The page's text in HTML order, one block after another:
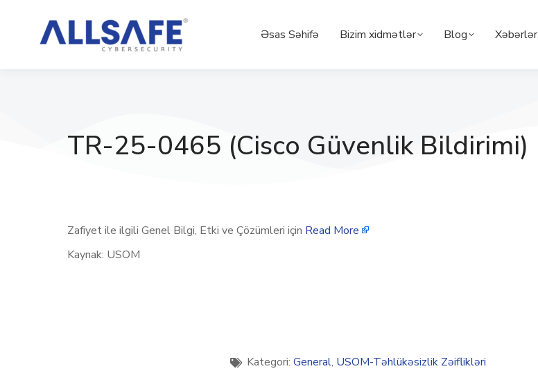
Əsas Səhifə Bizim xidmətlər Blog Xəbərlər
TR-25-0465 (Cisco Güvenlik Bildirimi)
Zafiyet ile ilgili Genel Bilgi, Etki ve Çözümleri için Read More
Kaynak: USOM
Kategori: General, USOM-Təhlükəsizlik Zəiflikləri